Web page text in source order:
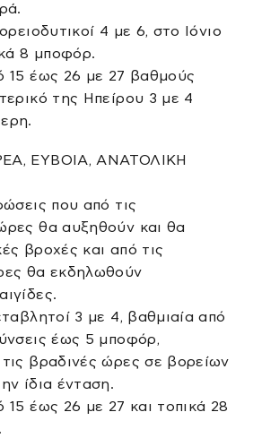
4 με 6, στο Ιόνιο
8 μποφόρ.
15 έως 26 με 27 βαθμούς
της Ηπείρου 3 με 4
ΕΥΒΟΙΑ, ΑΝΑΤΟΛΙΚΗ
που από τις
θα αυξηθούν και θα
βροχές και από τις
θα εκδηλωθούν
3 με 4, βαθμιαία από
έως 5 μποφόρ,
βραδινές ώρες σε βορείων
ίδια ένταση.
έως 26 με 27 και τοπικά 28